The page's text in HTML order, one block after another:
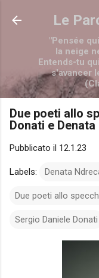
Le
"Pensée
la neige
Entends-tu
s'avancer
Due poeti allo
Donati e
Pubblicato il 12.1.23
Labels: Denata
Due poeti allo
Sergio Daniele Donati